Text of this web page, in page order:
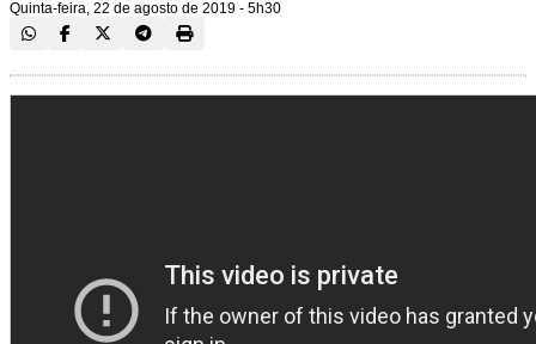
Quinta-feira, 22 de agosto de 2019 - 5h30